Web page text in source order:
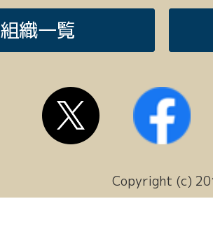
組織一覧
Copyright (c)